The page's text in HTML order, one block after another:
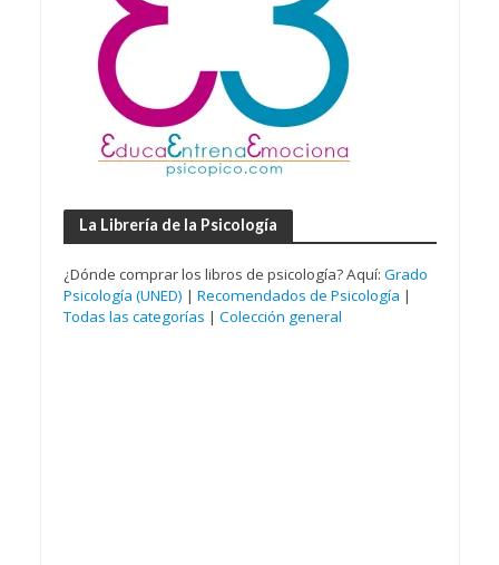
La Librería de la Psicología
¿Dónde comprar los libros de psicología? Aquí: Grado
Psicología (UNED) | Recomendados de Psicología |
Todas las categorías | Colección general